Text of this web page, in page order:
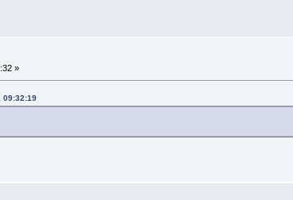
»
09:32:19